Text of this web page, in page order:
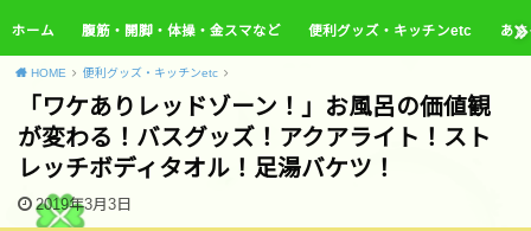
ホーム 腹筋・開脚・体操・金スマなど 便利グッズ・キッチンetc あ
HOME 便利グッズ・キッチンetc
「ワケありレッドゾーン！」お風呂の価値観
が変わる！バスグッズ！アクアライト！スト
レッチボディタオル！足湯バケツ！
2019年3月3日